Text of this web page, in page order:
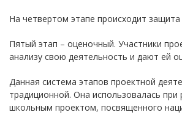
На четвертом этапе происходит защита
Пятый этап – оценочный. Участники
анализу свою деятельность и дают ей
Данная система этапов проектной
традиционной. Она использовалась при
школьным проектом, посвященного